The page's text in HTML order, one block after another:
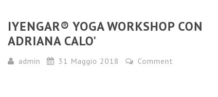
IYENGAR® YOGA WORKSHOP CON
ADRIANA CALO’
admin 31 Maggio 2018 Comment